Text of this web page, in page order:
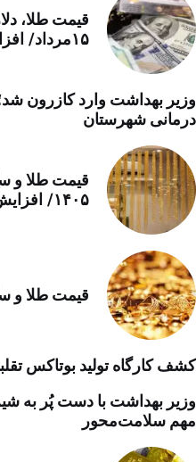
قیمت طلا،
۱۵مرداد/ افزایش قیمت ها + جدول
وزیر بهداشت وارد کازرون
درمانی شهرستان
۱۴۰۵/ افزایش همه قیمت ها + جدول
قیمت طلا و سکه
کشف کارگاه تولید بوتاکس
وزیر بهداشت با دست پُر به
مهم سلامت‌محور